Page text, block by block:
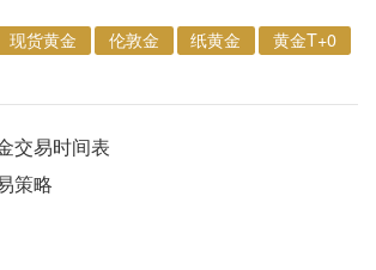
现货黄金 伦敦金 纸黄金
黄金T+0
交易时间表
策略